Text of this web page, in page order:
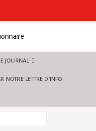
JOURNAL
NOTRE LETTRE D’INFO